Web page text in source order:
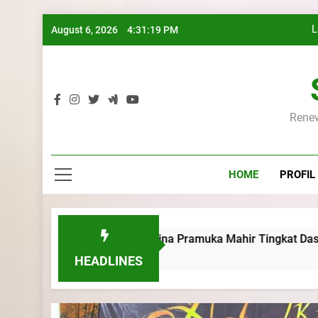
August 6, 2026 4:31:20 PM
HOME PROFIL
HEADLINES
Pembina Pramuka Mahir Tingkat Dasar (KMD) Golongan